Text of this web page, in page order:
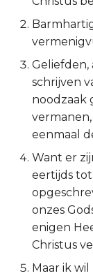
Richteren
Ruth
1 Samuël
2 Samuël
1 Koningen
Judas 1:16-25
Geliefden,
schrijven
noodzaak
eenmaal
Want er
eertijds
onzes
enigen
Christus
Maar ik